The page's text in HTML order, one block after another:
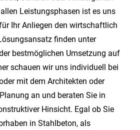
Leistungsphasen ist es uns
Ihr Anliegen den wirtschaftlich
finden unter
bestmöglichen Umsetzung auf
schauen wir uns individuell bei
mit dem Architekten oder
an und beraten Sie in
Hinsicht. Egal ob Sie
in Stahlbeton, als